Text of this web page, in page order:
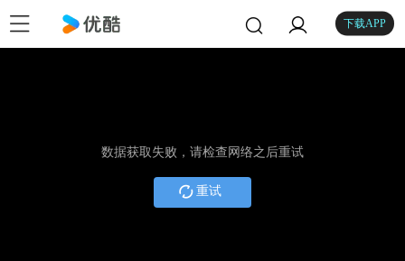
下载APP
数据获取失败，请检查网络之后重试
重试